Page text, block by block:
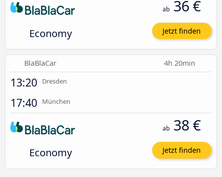
Economy
ab 36 €
Jetzt finden
BlaBlaCar 4h 20min
13:20 Dresden
17:40 München
Economy
ab 38 €
Jetzt finden